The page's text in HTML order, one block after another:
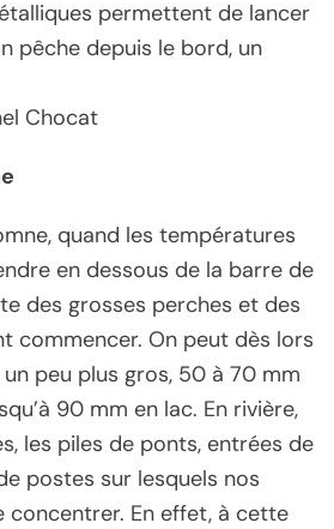
permettent de lancer
pêche depuis le bord, un
Chocat
quand les températures
en dessous de la barre de
des grosses perches et des
commencer. On peut dès lors
peu plus gros, 50 à 70 mm
90 mm en lac. En rivière,
les piles de ponts, entrées de
postes sur lesquels nos
concentrer. En effet, à cette